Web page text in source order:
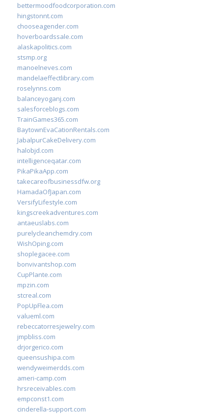
bettermoodfoodcorporation.com
hingstonnt.com
chooseagender.com
hoverboardssale.com
alaskapolitics.com
stsmp.org
manoelneves.com
mandelaeffectlibrary.com
roselynns.com
balanceyoganj.com
salesforceblogs.com
TrainGames365.com
BaytownEvaCationRentals.com
JabalpurCakeDelivery.com
halobjd.com
intelligenceqatar.com
PikaPikaApp.com
takecareofbusinessdfw.org
HamadaOfJapan.com
VersifyLifestyle.com
kingscreekadventures.com
antaeuslabs.com
purelycleanchemdry.com
WishOping.com
shoplegacee.com
bonvivantshop.com
CupPlante.com
mpzin.com
stcreal.com
PopUpFlea.com
valueml.com
rebeccatorresjewelry.com
jmpbliss.com
drjorgerico.com
queensushipa.com
wendyweimerdds.com
ameri-camp.com
hrsreceivables.com
empconst1.com
cinderella-support.com